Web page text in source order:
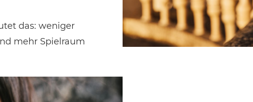
das: weniger
mehr Spielraum